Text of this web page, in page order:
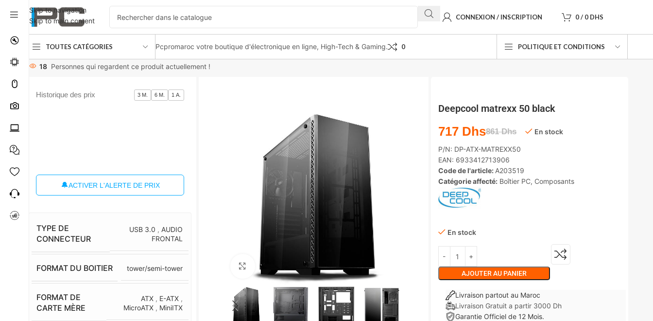
Skip to navigation
Skip to main content
CONNEXION / INSCRIPTION 0/ 0 DHS
TOUTES CATÉGORIES Pcpromaroc votre boutique d'électronique en ligne, High-Tech & Gaming. 0 POLITIQUE ET CONDITIONS
Accueil Composants Boîtier PC
Deepcool matrexx 50 black
18 Personnes qui regardent ce produit actuellement !
Historique des prix 3 M. 6 M. 1 A.
🔔ACTIVER L'ALERTE DE PRIX
TYPE DE
CONNECTEUR
USB 3.0 , AUDIO
FRONTAL
FORMAT DU BOITIER tower/semi-tower
FORMAT DE
CARTE MÈRE
ATX , E-ATX ,
MicroATX , MiniITX
Agrandir
Deepcool matrexx 50 black
861Dhs
717 Dhs En stock
P/N: DP-ATX-MATREXX50
EAN: 6933412713906
Code de l'article: A203519
Catégorie affecté: Boîtier PC, Composants
En stock
AJOUTER AU PANIER
Livraison partout au Maroc
Livraison Gratuit a partir 3000 Dh
Garantie Officiel de 12 Mois.